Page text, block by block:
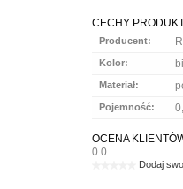
CECHY
Producent:
Kolor:
Materiał:
Pojemność:
OCENA
0.0
Dodaj